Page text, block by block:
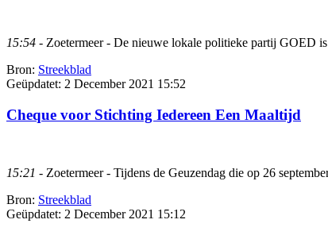
15:54 - Zoetermeer - De nieuwe lokale politieke partij GOED
Bron: Streekblad
Geüpdatet: 2 December 2021 15:52
Cheque voor Stichting Iedereen Een Maaltijd
15:21 - Zoetermeer - Tijdens de Geuzendag die op 26
Bron: Streekblad
Geüpdatet: 2 December 2021 15:12